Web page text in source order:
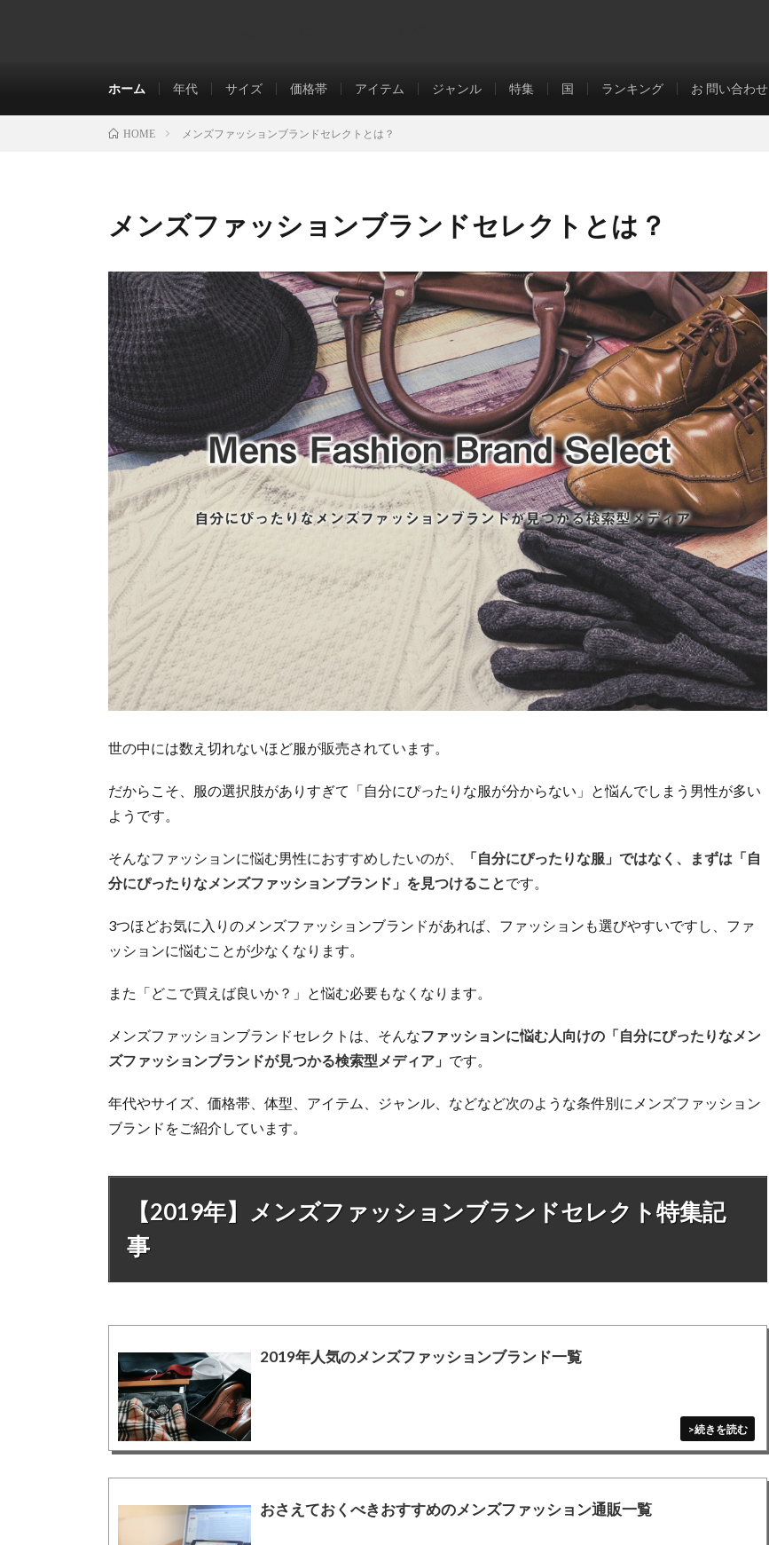
ホーム 年代 サイズ 価格帯 アイテム ジャンル 特集 国 ランキング お 問い合わせ
HOME メンズファッションブランドセレクトとは？
メンズファッションブランドセレクトとは？
世の中には数え切れないほど服が販売されています。
だからこそ、服の選択肢がありすぎて「自分にぴったりな服が分からない」と悩んでしまう男性が多い
ようです。
そんなファッションに悩む男性におすすめしたいのが、
「自分にぴったりな服」ではなく、まずは「自
分にぴったりなメンズファッションブランド」を見つけることです。
3つほどお気に入りのメンズファッションブランドがあれば、ファッションも選びやすいですし、ファ
ッションに悩むことが少なくなります。
また「どこで買えば良いか？」と悩む必要もなくなります。
メンズファッションブランドセレクトは、そんなファッションに悩む人向けの「自分にぴったりなメン
ズファッションブランドが見つかる検索型メディア」 です。
年代やサイズ、価格帯、体型、アイテム、ジャンル、などなど次のような条件別にメンズファッション
ブランドをご紹介しています。
【2019年】メンズファッションブランドセレクト特集記
事
2019年人気のメンズファッションブランド一覧
おさえておくべきおすすめのメンズファッション通販一覧